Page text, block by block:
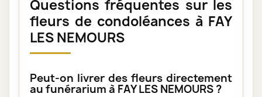
Questions fréquentes sur les
fleurs de condoléances à FAY
LES NEMOURS
Peut-on livrer des fleurs directement
au funérarium à FAY LES NEMOURS ?